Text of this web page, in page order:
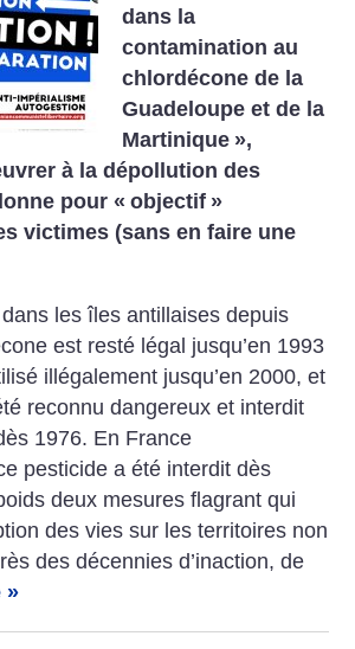
dans la
contamination au
chlordécone de la
Guadeloupe et de la
Martinique »,
à la dépollution des
pour « objectif »
victimes (sans en faire une
les îles antillaises depuis
est resté légal jusqu’en 1993
illégalement jusqu’en 2000, et
reconnu dangereux et interdit
1976. En France
pesticide a été interdit dès
deux mesures flagrant qui
des vies sur les territoires non
des décennies d’inaction, de
»